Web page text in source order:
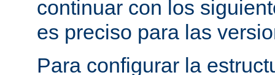
continuar con los
es preciso para las
Para configurar la